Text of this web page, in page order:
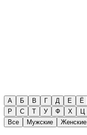
А Б В Г Д Е Ё
Р
С Т У Ф Х
Все
Мужские Женские